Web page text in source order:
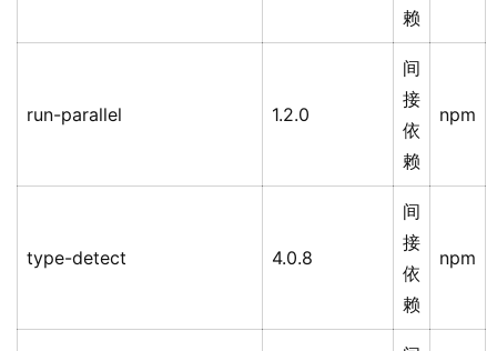
赖
run-parallel 1.2.0
间
接
依
赖
npm
type-detect 4.0.8
间
接
依
赖
npm